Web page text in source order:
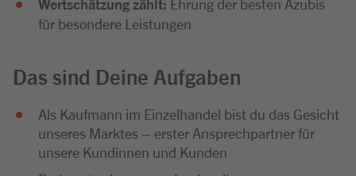
für besondere Leistungen
Das sind Deine Aufgaben
Als Kaufmann im Einzelhandel bist du das Gesicht
unseres Marktes – erster Ansprechpartner für
unsere Kundinnen und Kunden